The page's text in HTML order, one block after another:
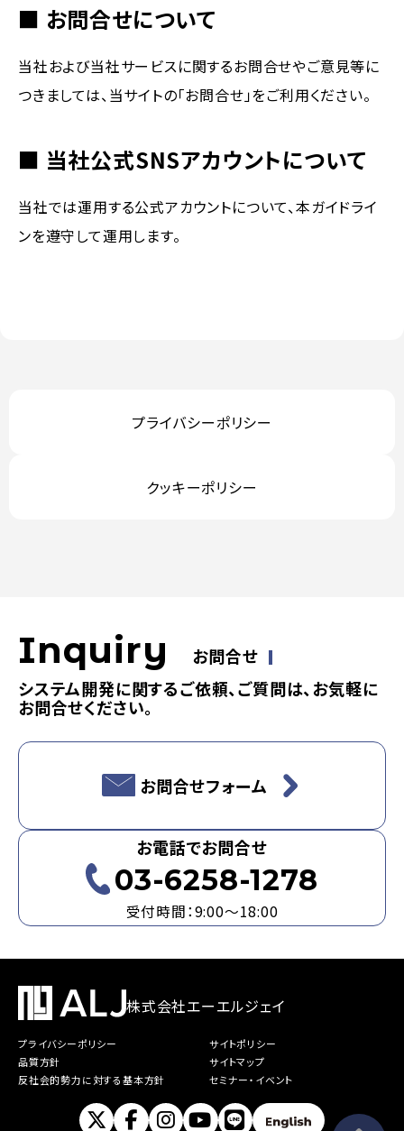
■ お問合せについて
当社および当社サービスに関するお問合せやご意見等に
つきましては、当サイトの「お問合せ」をご利用ください。
■ 当社公式SNSアカウントについて
当社では運用する公式アカウントについて、本ガイドライ
ンを遵守して運用します。
プライバシーポリシー
クッキーポリシー
Inquiry
お問合せ
システム開発に関するご依頼、ご質問は、お気軽に
お問合せください。
お問合せフォーム
お電話でお問合せ
03-6258-1278
受付時間：9:00～18:00
株式会社エーエルジェイ
プライバシーポリシー
品質方針
反社会的勢力に対する基本方針
サイトポリシー
サイトマップ
セミナー・イベント